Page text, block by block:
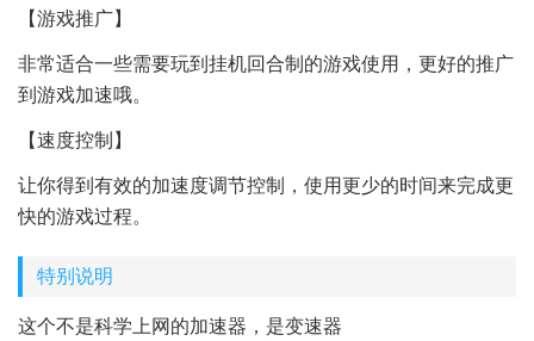
【游戏推广】
非常适合一些需要玩到挂机回合制的游戏使用，更好的推广
到游戏加速哦。
【速度控制】
让你得到有效的加速度调节控制，使用更少的时间来完成更
快的游戏过程。
特别说明
这个不是科学上网的加速器，是变速器